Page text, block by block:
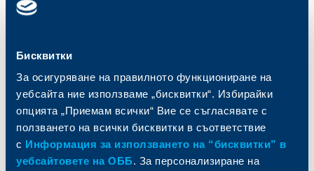
Бисквитки
За осигуряване на правилното функциониране на
уебсайта ние използваме „бисквитки“. Избирайки
опцията „Приемам всички“ Вие се съгласявате с
ползването на всички бисквитки в съответствие
с Информация за използването на “бисквитки” в
уебсайтовете на ОББ. За персонализиране на
Кредити
Застраховки
Кредити за собственици на фирми
Финансови институции и суверени
За ОББ
Кои сме ние
Групата на KBC
ДЗИ